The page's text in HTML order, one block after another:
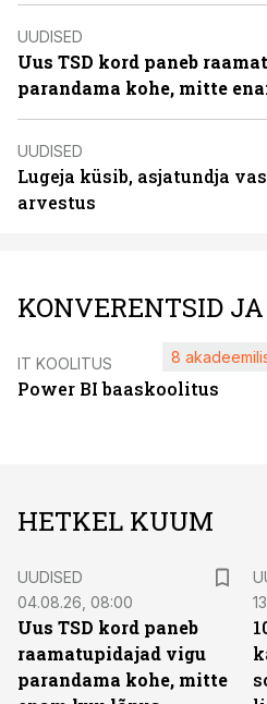
UUDISED
Uus TSD kord paneb
parandama kohe, mitte
UUDISED
Lugeja küsib, asjatundja
arvestus
KONVERENTSID
IT KOOLITUS
Power BI baaskoolitus
8
HETKEL KUUM
UUDISED
04.08.26, 08:00
Uus TSD kord paneb
raamatupidajad vigu
parandama kohe, mitte